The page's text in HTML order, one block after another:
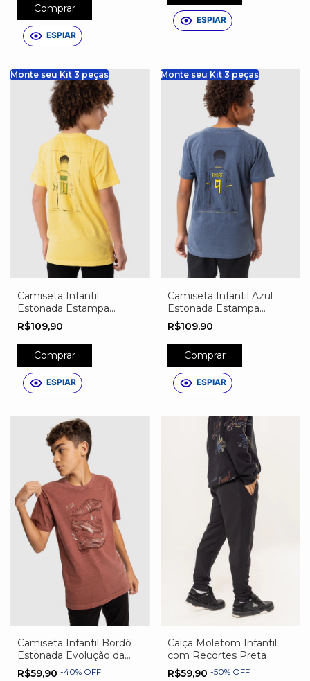
Comprar
ESPIAR
ESPIAR
Monte seu Kit 3 peças
Camiseta Infantil
Estonada Estampa
Camisa 10
PERSONALIZADA
R$109,90
Comprar
ESPIAR
Monte seu Kit 3 peças
Camiseta Infantil Azul
Estonada Estampa
Camisa 10
PERSONALIZADA
R$109,90
Comprar
ESPIAR
Camiseta Infantil Bordô
Estonada Evolução da
Chuteira
R$59,90 -40% OFF
Calça Moletom Infantil
com Recortes Preta
R$59,90 -50% OFF